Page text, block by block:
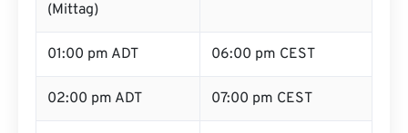
(Mittag)
01:00 pm ADT 06:00 pm CEST
02:00 pm ADT 07:00 pm CEST